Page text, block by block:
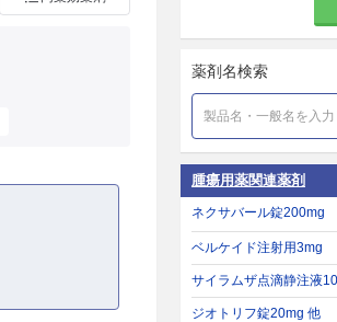
薬剤名検索
腫瘍用薬関連薬剤
ネクサバール錠200mg
ベルケイド注射用3mg
サイラムザ点滴静注液
ジオトリフ錠20mg 他